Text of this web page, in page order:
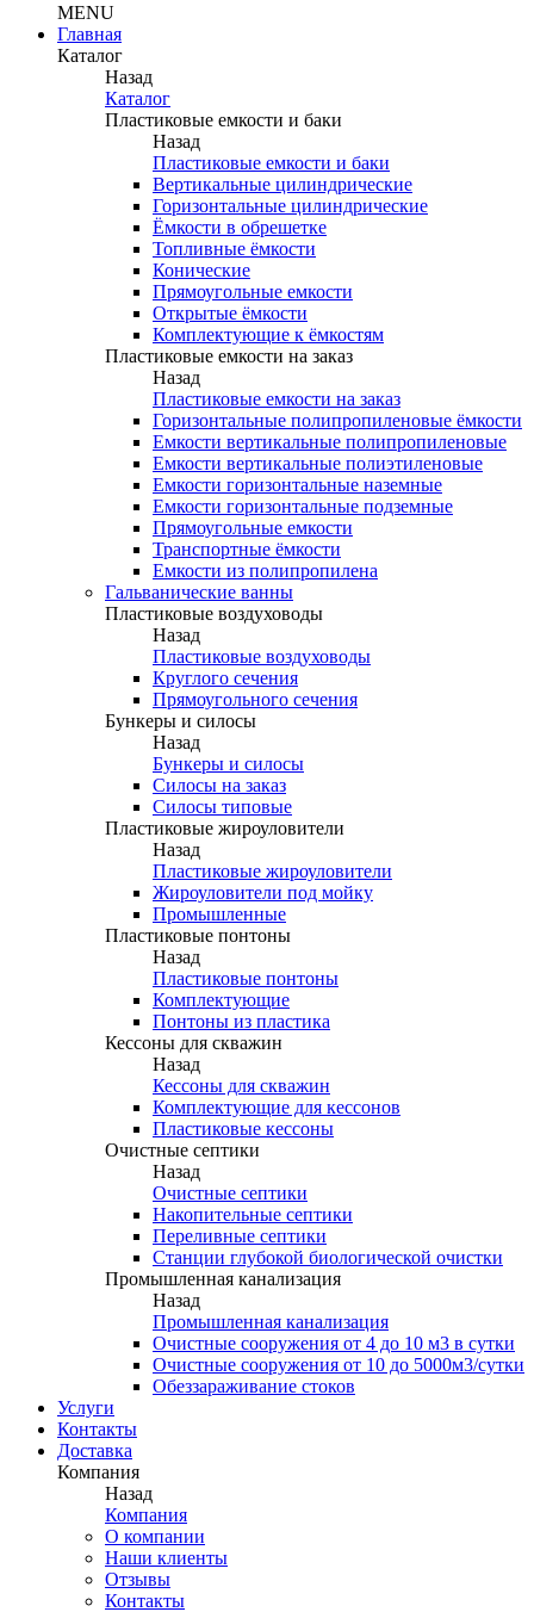
MENU
Главная
Каталог
Назад
Каталог
Пластиковые емкости и баки
Назад
Пластиковые емкости и баки
Вертикальные цилиндрические
Горизонтальные цилиндрические
Ёмкости в обрешетке
Топливные ёмкости
Конические
Прямоугольные емкости
Открытые ёмкости
Комплектующие к ёмкостям
Пластиковые емкости на заказ
Назад
Пластиковые емкости на заказ
Горизонтальные полипропиленовые ёмкости
Емкости вертикальные полипропиленовые
Емкости вертикальные полиэтиленовые
Емкости горизонтальные наземные
Емкости горизонтальные подземные
Прямоугольные емкости
Транспортные ёмкости
Емкости из полипропилена
Гальванические ванны
Пластиковые воздуховоды
Назад
Пластиковые воздуховоды
Круглого сечения
Прямоугольного сечения
Бункеры и силосы
Назад
Бункеры и силосы
Силосы на заказ
Силосы типовые
Пластиковые жироуловители
Назад
Пластиковые жироуловители
Жироуловители под мойку
Промышленные
Пластиковые понтоны
Назад
Пластиковые понтоны
Комплектующие
Понтоны из пластика
Кессоны для скважин
Назад
Кессоны для скважин
Комплектующие для кессонов
Пластиковые кессоны
Очистные септики
Назад
Очистные септики
Накопительные септики
Переливные септики
Станции глубокой биологической очистки
Промышленная канализация
Назад
Промышленная канализация
Очистные сооружения от 4 до 10 м3 в сутки
Очистные сооружения от 10 до 5000м3/сутки
Обеззараживание стоков
Услуги
Контакты
Доставка
Компания
Назад
Компания
О компании
Наши клиенты
Отзывы
Контакты